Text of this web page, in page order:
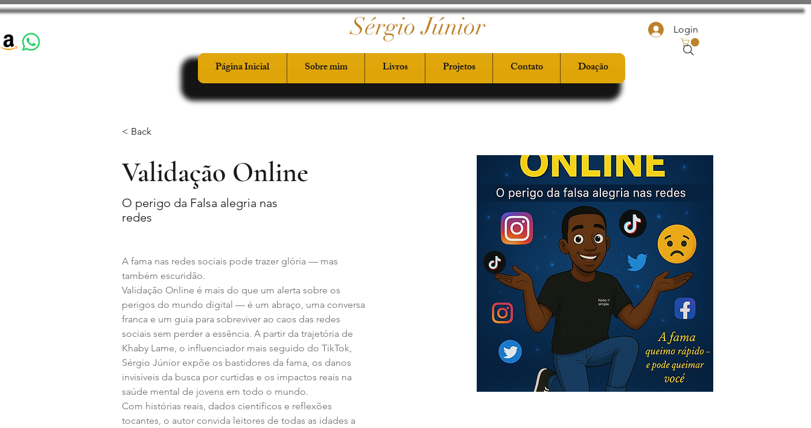
Login
Sérgio Júnior
Página Inicial Sobre mim Livros Projetos Contato Doação
< Back
Validação Online
O perigo da Falsa alegria nas
redes
A fama nas redes sociais pode trazer glória — mas
também escuridão.
Validação Online é mais do que um alerta sobre os
perigos do mundo digital — é um abraço, uma conversa
franca e um guia para sobreviver ao caos das redes
sociais sem perder a essência. A partir da trajetória de
Khaby Lame, o influenciador mais seguido do TikTok,
Sérgio Júnior expõe os bastidores da fama, os danos
invisíveis da busca por curtidas e os impactos reais na
saúde mental de jovens em todo o mundo.
Com histórias reais, dados científicos e reflexões
tocantes, o autor convida leitores de todas as idades a